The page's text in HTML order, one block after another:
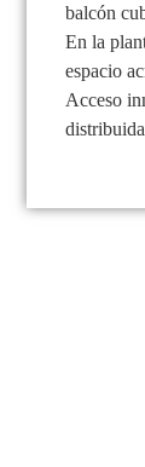
balcón
En la
espacio
Acceso